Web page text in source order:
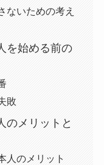
ないための考え
を始める前の
敗
のメリットと
人のメリット